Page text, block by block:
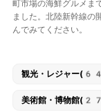
町市場の海鮮グルメま
ました。北陸新幹線の
んでみてください。
観光・レジャー
美術館・博物館